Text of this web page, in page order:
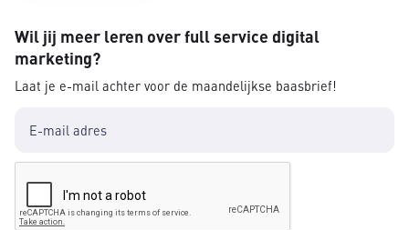
Wil jij meer leren over full service digital
marketing?
Laat je e-mail achter voor de maandelijkse baasbrief!